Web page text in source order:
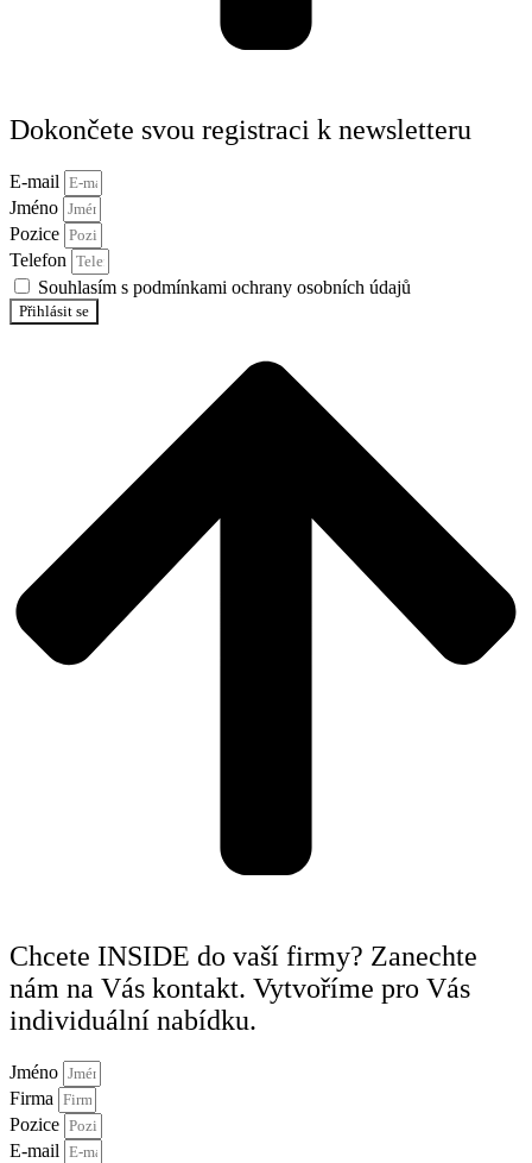
Dokončete svou registraci k newsletteru
E-mail
Jméno
Pozice
Telefon
Souhlasím s podmínkami ochrany osobních údajů
Přihlásit se
Chcete INSIDE do vaší firmy? Zanechte
nám na Vás kontakt. Vytvoříme pro Vás
individuální nabídku.
Jméno
Firma
Pozice
E-mail